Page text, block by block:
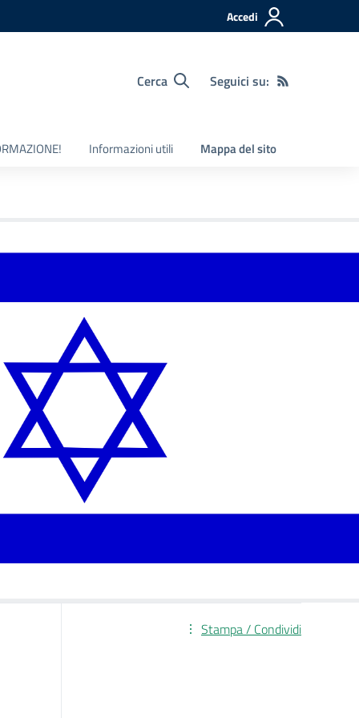
Accedi
Cerca Seguici su:
Informazioni utili Mappa del sito
Stampa / Condividi